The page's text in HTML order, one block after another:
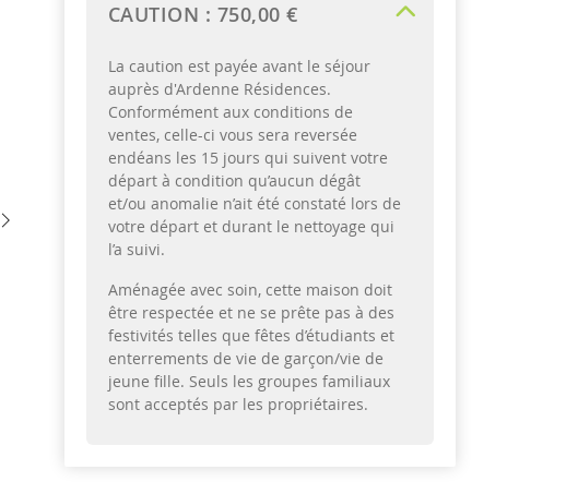
CAUTION : 750,00 €
La caution est payée avant le séjour
auprès d'Ardenne Résidences.
Conformément aux conditions de
ventes, celle-ci vous sera reversée
endéans les 15 jours qui suivent votre
départ à condition qu’aucun dégât
et/ou anomalie n’ait été constaté lors de
votre départ et durant le nettoyage qui
l’a suivi.
Aménagée avec soin, cette maison doit
être respectée et ne se prête pas à des
festivités telles que fêtes d’étudiants et
enterrements de vie de garçon/vie de
jeune fille. Seuls les groupes familiaux
sont acceptés par les propriétaires.